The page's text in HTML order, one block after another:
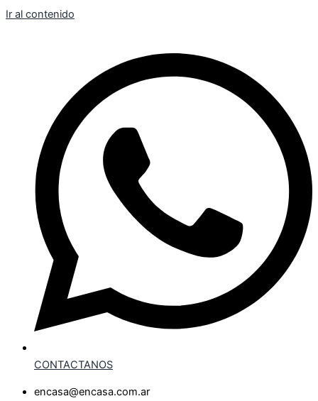
Ir al contenido
CONTACTANOS
encasa@encasa.com.ar